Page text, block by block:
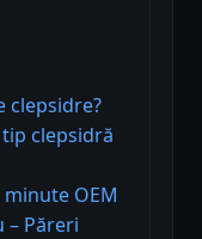
clepsidre?
clepsidră
OEM
– Păreri